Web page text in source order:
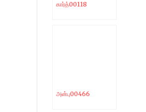
கார்த்00118
அன்பு00466